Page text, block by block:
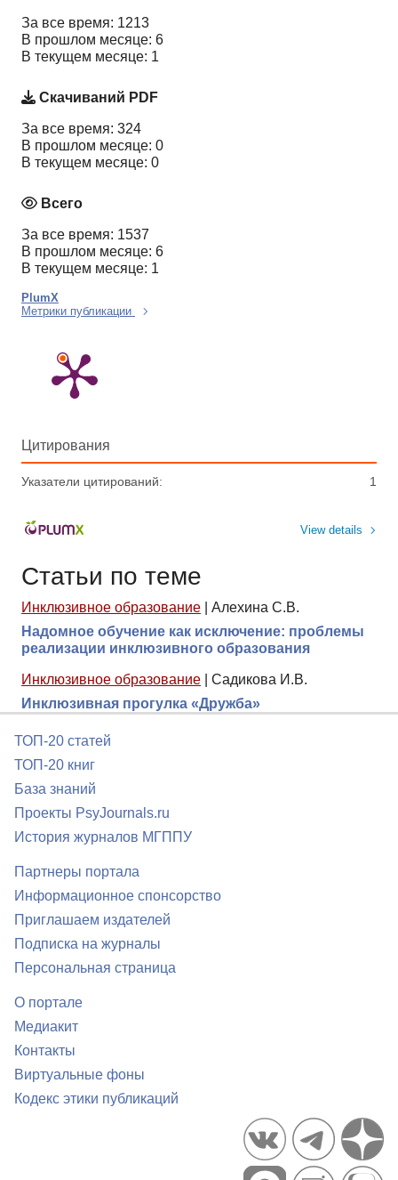
За все время: 1213
В прошлом месяце: 6
В текущем месяце: 1
Скачиваний PDF
За все время: 324
В прошлом месяце: 0
В текущем месяце: 0
Всего
За все время: 1537
В прошлом месяце: 6
В текущем месяце: 1
PlumX
Метрики публикации
Цитирования
Указатели цитирований: 1
View details
Статьи по теме
Инклюзивное образование
Алехина С.В.
Надомное обучение как исключение: проблемы
реализации инклюзивного образования
Инклюзивное образование
Садикова И.В.
Инклюзивная прогулка «Дружба»
ТОП-20 статей
ТОП-20 книг
База знаний
Проекты PsyJournals.ru
История журналов МГППУ
Партнеры портала
Информационное спонсорство
Приглашаем издателей
Подписка на журналы
Персональная страница
О портале
Медиакит
Контакты
Виртуальные фоны
Кодекс этики публикаций